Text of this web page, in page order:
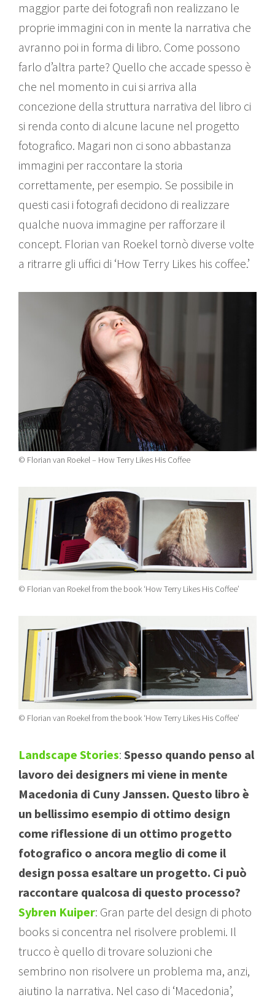
maggior parte dei fotografi non realizzano le
proprie immagini con in mente la narrativa che
avranno poi in forma di libro. Come possono
farlo d’altra parte? Quello che accade spesso è
che nel momento in cui si arriva alla
concezione della struttura narrativa del libro ci
si renda conto di alcune lacune nel progetto
fotografico. Magari non ci sono abbastanza
immagini per raccontare la storia
correttamente, per esempio. Se possibile in
questi casi i fotografi decidono di realizzare
qualche nuova immagine per rafforzare il
concept. Florian van Roekel tornò diverse volte
a ritrarre gli uffici di ‘How Terry Likes his coffee.’
© Florian van Roekel – How Terry Likes His Coffee
© Florian van Roekel from the book ‘How Terry Likes His Coffee’
© Florian van Roekel from the book ‘How Terry Likes His Coffee’
Landscape Stories: Spesso quando penso al
lavoro dei designers mi viene in mente
Macedonia di Cuny Janssen. Questo libro è
un bellissimo esempio di ottimo design
come riflessione di un ottimo progetto
fotografico o ancora meglio di come il
design possa esaltare un progetto. Ci può
raccontare qualcosa di questo processo?
Sybren Kuiper: Gran parte del design di photo
books si concentra nel risolvere problemi. Il
trucco è quello di trovare soluzioni che
sembrino non risolvere un problema ma, anzi,
aiutino la narrativa. Nel caso di ‘Macedonia’,